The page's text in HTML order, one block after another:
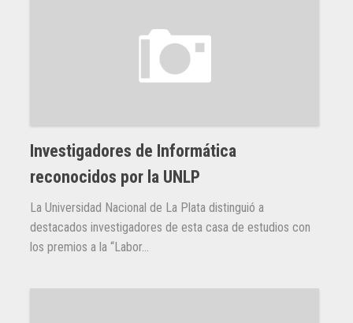
Investigadores de Informática
reconocidos por la UNLP
La Universidad Nacional de La Plata distinguió a
destacados investigadores de esta casa de estudios con
los premios a la “Labor...